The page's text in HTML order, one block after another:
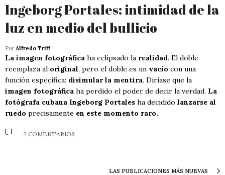
Ingeborg Portales: intimidad de la
luz en medio del bullicio
Por Alfredo Triff
La imagen fotográfica ha eclipsado la realidad. El doble
reemplaza al original, pero el doble es un vacío con una
función específica: disimular la mentira. Diríase que la
imagen fotográfica ha perdido el poder de decir la verdad. La
fotógrafa cubana Ingeborg Portales ha decidido lanzarse al
ruedo precisamente en este momento raro.
2 COMENTARIOS
LAS PUBLICACIONES MÁS NUEVAS